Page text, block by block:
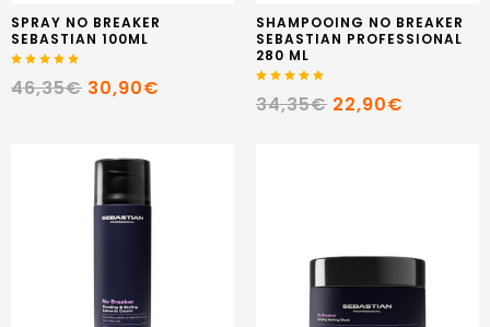
SPRAY NO BREAKER
SEBASTIAN 100ML
46,35€ 30,90€
SHAMPOOING NO BREAKER
SEBASTIAN PROFESSIONAL
280 ML
34,35€ 22,90€